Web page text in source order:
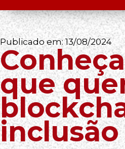
Publicado em:13/08/2024
que